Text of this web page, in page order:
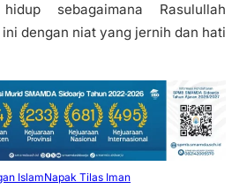
sebagaimana Rasulullah
dengan niat yang jernih dan hati
IslamNapak Tilas Iman